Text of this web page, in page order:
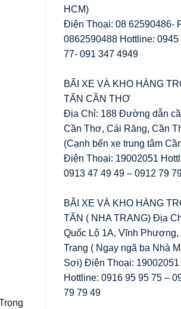
HCM)
Điện Thoại: 08 62590486-
0862590488 Hottline: 0945
77- 091 347 4949
BÃI XE VÀ KHO HÀNG
TẤN CẦN THƠ
Địa Chỉ: 188 Đường dẫn
Cần Thơ, Cái Răng, Cần
(Cạnh bến xe trung tâm
Điện Thoại: 19002051
0913 47 49 49 – 0912 79
BÃI XE VÀ KHO HÀNG
TẤN ( NHA TRANG) Địa
Quốc Lộ 1A, Vĩnh Phương,
Trang ( Ngay ngã ba Nhà
Sợi) Điện Thoại: 19002051
Hottline: 0916 95 95 75 –
79 79 49